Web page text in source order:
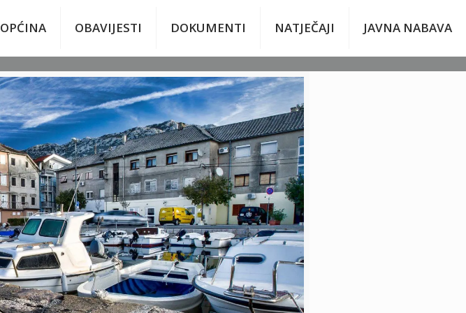
OPĆINA OBAVIJESTI DOKUMENTI NATJEČAJI JAVNA NABAVA